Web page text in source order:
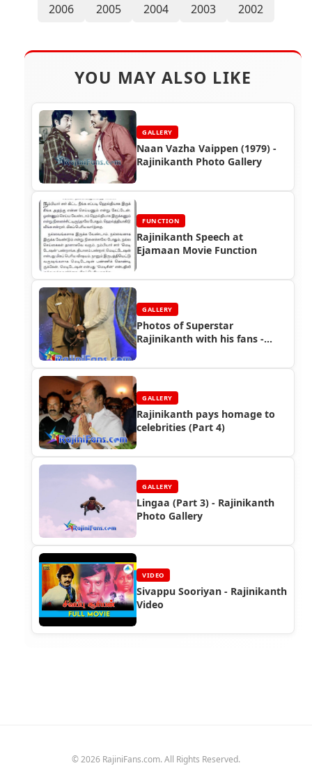
2006
2005 2004 2003 2002
YOU MAY ALSO LIKE
GALLERY
Naan Vazha Vaippen (1979) -
Rajinikanth Photo Gallery
FUNCTION
Rajinikanth Speech at
Ejamaan Movie Function
GALLERY
Photos of Superstar
Rajinikanth with his fans -
GALLERY
Rajinikanth pays homage to
celebrities (Part 4)
GALLERY
Lingaa (Part 3) - Rajinikanth
Photo Gallery
VIDEO
Sivappu Sooriyan - Rajinikanth
Video
© 2026 RajiniFans.com. All Rights Reserved.